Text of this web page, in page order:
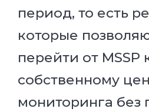
период, то есть
которые
перейти от MSSP
собственному
мониторинга без